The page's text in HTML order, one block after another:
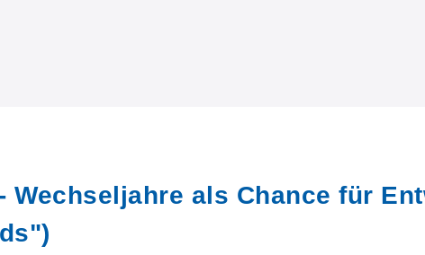
Wechseljahre als Chance für